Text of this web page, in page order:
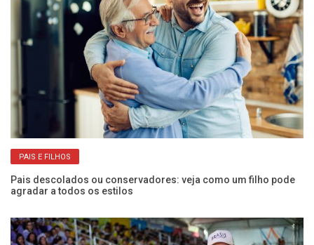
PAIS E FILHOS
Pais descolados ou conservadores: veja como um filho pode
agradar a todos os estilos